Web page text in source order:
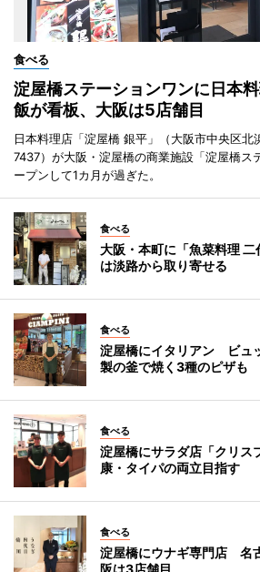
食べる
淀屋橋ステーションワンに日本
飯が看板、大阪は5店舗目
日本料理店「淀屋橋 銀平」（大阪市中央区
7437）が大阪・淀屋橋の商業施設「淀屋橋ス
ープンして1カ月が過ぎた。
食べる
大阪・本町に「魚菜料理
は淡路から取り寄せる
食べる
淀屋橋にイタリアン ビュ
製の釜で焼く3種のピザも
食べる
淀屋橋にサラダ店「クリ
康・タイパの両立目指す
食べる
淀屋橋にウナギ専門店 名